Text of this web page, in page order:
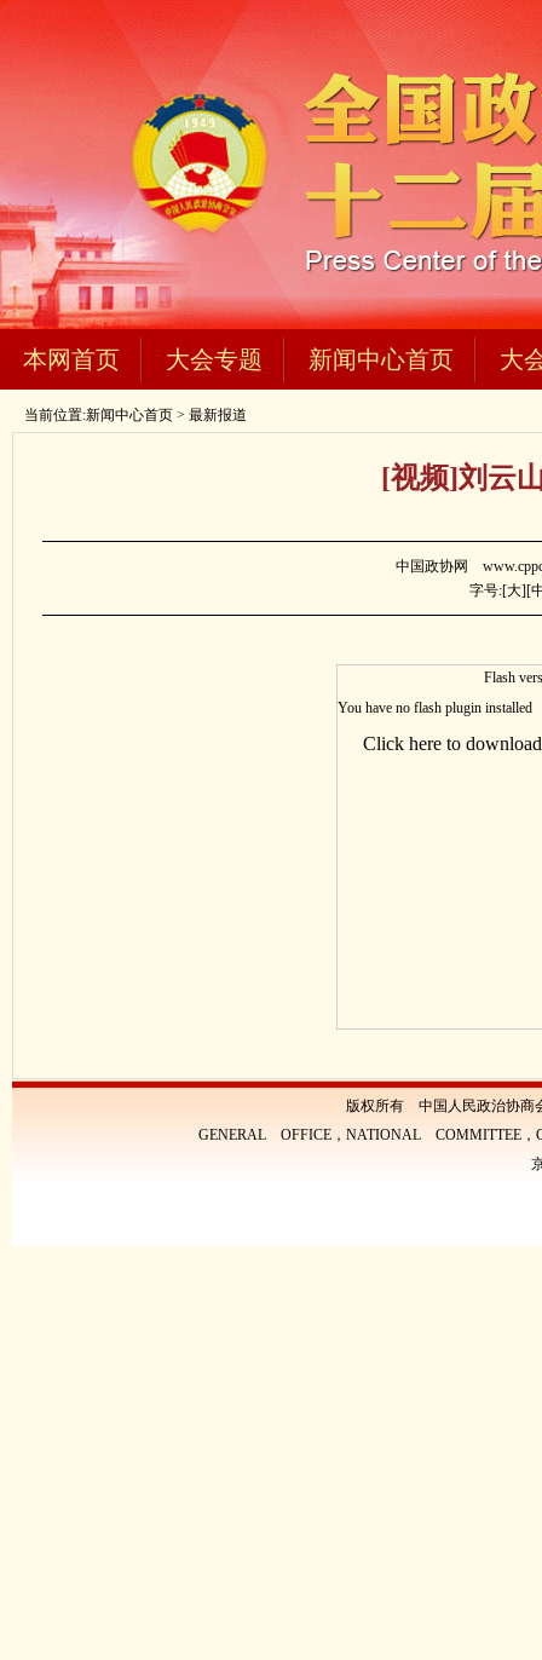
本网首页 大会专题 新闻中心首页 大
当前位置:新闻中心首页 > 最新报道
[视频]刘云
中国政协网
字号:[大][
Flash
You have no flash plugin installed
Click here to
版权所有 中国人民政治协商
GENERAL OFFICE，NATIONAL COMMITTEE，